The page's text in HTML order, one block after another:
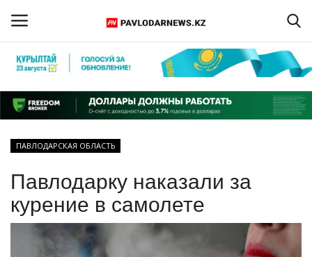
Регистрация
Главная
ПАВЛОДАРСКАЯ ОБЛАСТЬ
КАЗАХСТАН
ПАВЛОДАРСКАЯ ОБЛАСТЬ
Павлодарку наказали за
курение в самолете